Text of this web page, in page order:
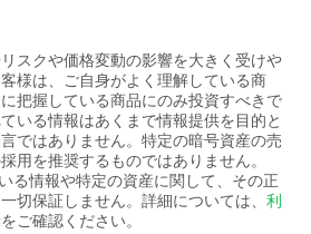
スクや価格変動の影響を大きく受けや
様は、ご自身がよく理解している商
把握している商品にのみ投資すべきで
いる情報はあくまで情報提供を目的と
ではありません。特定の暗号資産の売
用を推奨するものではありません。
る情報や特定の資産に関して、その正
切保証しません。詳細については、 利
をご確認ください。